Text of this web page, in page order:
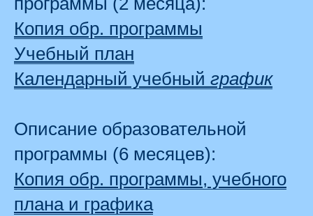
Копия обр. программы
Учебный план
Календарный учебный график
Описание образовательной
программы (6 месяцев):
Копия обр. программы, учебного
плана и графика